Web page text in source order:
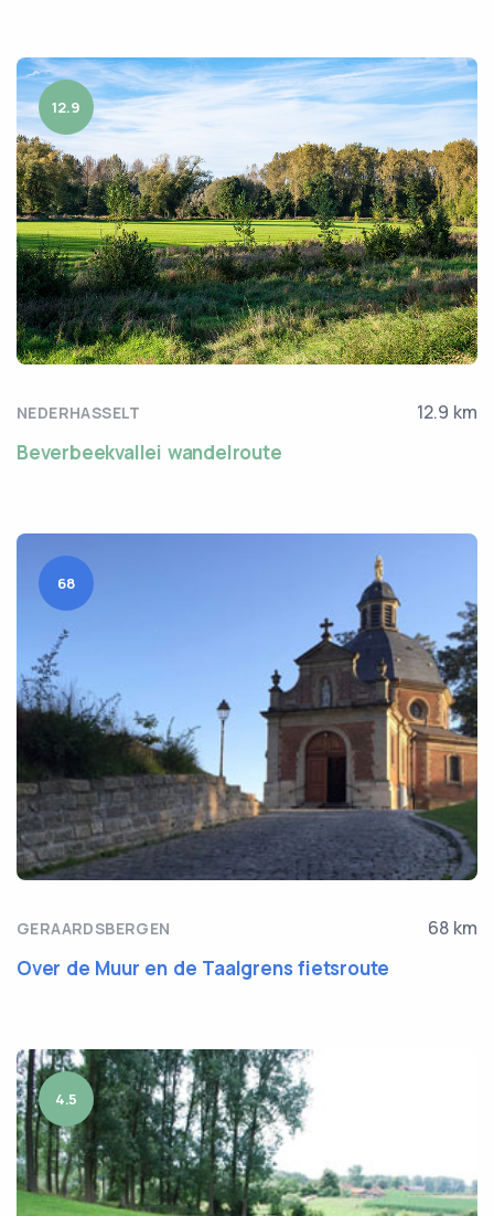
12.9
NEDERHASSELT 12.9 km
Beverbeekvallei wandelroute
68
GERAARDSBERGEN 68 km
Over de Muur en de Taalgrens fietsroute
4.5